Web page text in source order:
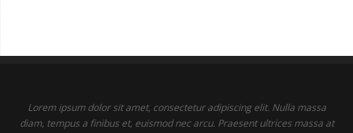
Lorem ipsum dolor sit amet, consectetur adipiscing elit. Nulla massa
diam, tempus a finibus et, euismod nec arcu. Praesent ultrices massa at